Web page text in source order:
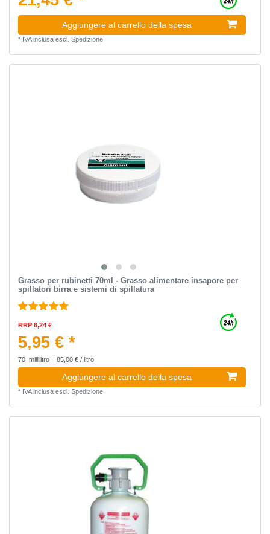
Aggiungere al carrello della spesa
* IVA inclusaescl. Spedizione
Grasso per rubinetti 70ml - Grasso alimentare insapore per
spillatori birra e sistemi di spillatura
RRP 6,24 €
5,95 € *
70 millilitro | 85,00 € / litro
Aggiungere al carrello della spesa
* IVA inclusaescl. Spedizione